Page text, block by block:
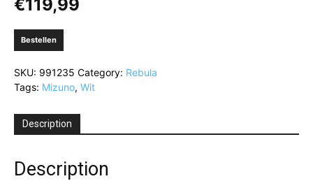
€119,99
Bestellen
SKU: 991235 Category: Rebula
Tags: Mizuno, Wit
Description
Description